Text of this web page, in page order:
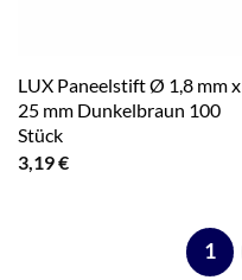
LUX Paneelstift Ø 1,8 mm x
25 mm Dunkelbraun 100
Stück
3,19€
1